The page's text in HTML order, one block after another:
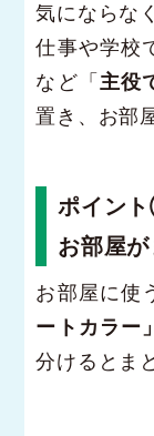
気にならな
仕事や学校
など「主役
置き、お部
ポイン
お部屋
お部屋に使
ートカラー
分けるとま